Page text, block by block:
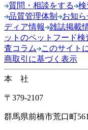
質問・相談をする 検
品質管理体制
お知
ディア情報
雑誌掲載
ットのペットフード
査コラム
このサイト
商取引に基づく表示
本 社
〒379-2107
群馬県前橋市荒口町